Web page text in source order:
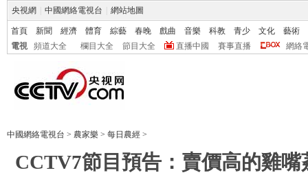
央視網 中國網絡電視台 網站地圖
首頁 新聞 經濟 體育 綜藝 春晚 戲曲 音樂 科教 青少 文化
藝術
電視
頻道大全 欄目大全 節目大全 直播中國 賽事直播 網絡
中國網絡電視台 > 農家樂 > 每日農經 >
CCTV7節目預告：賣價高的雞嘴